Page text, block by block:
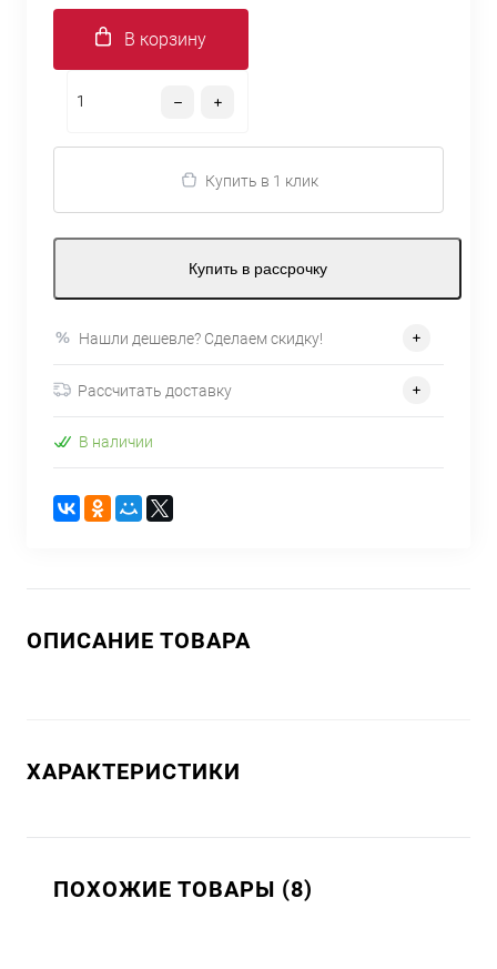
В корзину
Купить в 1 клик
Купить в рассрочку
Нашли дешевле? Сделаем скидку!
Рассчитать доставку
В наличии
ОПИСАНИЕ ТОВАРА
ХАРАКТЕРИСТИКИ
ПОХОЖИЕ ТОВАРЫ (8)